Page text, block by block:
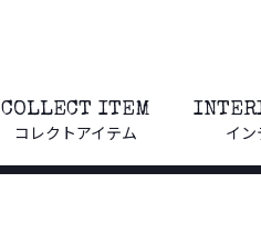
COLLECT ITEM
コレクトアイテム イ